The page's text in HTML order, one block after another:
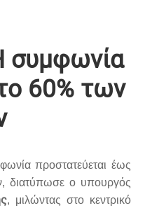
συμφωνία
60% των
προστατεύεται έως
διατύπωσε ο υπουργός
, μιλώντας στο κεντρικό